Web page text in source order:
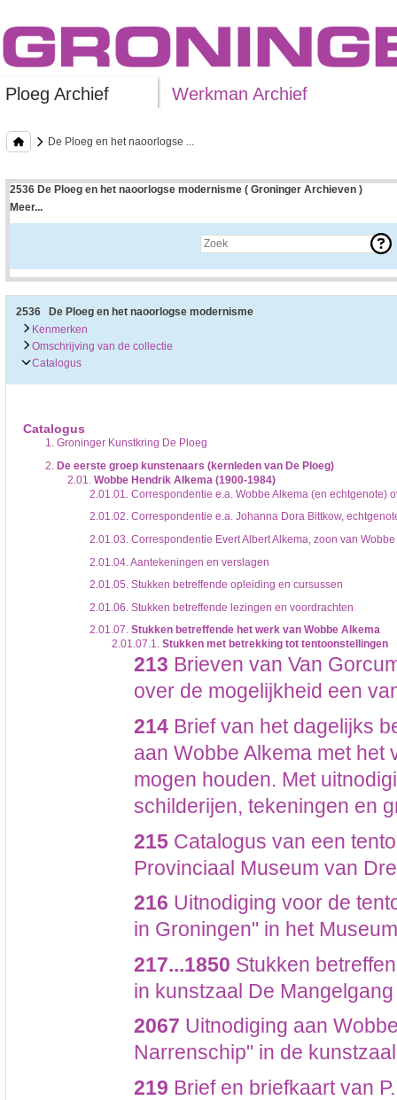
Ploeg Archief Werkman Archief
De Ploeg en het naoorlogse ...
2536 De Ploeg en het naoorlogse modernisme ( Groninger Archieven )
Meer...
Uitleg bij archieftoegang
Een archieftoegang geeft uitgebreide informatie over een bepaald archief.
• Kenmerken van het archief
• Inleiding op het archief
• Inventaris of plaatsingslijst
• Eventueel bijlagen
De kenmerken van het archief zijn o.m. de omvang, vindplaats,
De inleiding op het archief bevat interessante informatie over de
bevatten.
Bij het zoeken in de inventaris wordt de hiërarchie gevolgd. De rubrieken in
2536 De Ploeg en het naoorlogse modernisme
Kenmerken
Omschrijving van de collectie
Catalogus
Catalogus
1.Groninger Kunstkring De Ploeg
2. De eerste groep kunstenaars (kernleden van De Ploeg)
2.01. Wobbe Hendrik Alkema (1900-1984)
2.01.01.Correspondentie e.a. Wobbe Alkema (en echtgenote)
2.01.02.Correspondentie e.a. Johanna Dora Bittkow,
2.01.03.Correspondentie Evert Albert Alkema, zoon van
2.01.04. Aantekeningen en verslagen
2.01.05.Stukken betreffende opleiding en cursussen
2.01.06.Stukken betreffende lezingen en voordrachten
2.01.07. Stukken betreffende het werk van Wobbe Alkema
2.01.07.1. Stukken met betrekking tot tentoonstellingen
213 Brieven van Van
over de mogelijkheid een
214Brief van het dagelijks
aan Wobbe Alkema met het
mogen houden. Met
schilderijen, tekeningen en
215Catalogus van een
Provinciaal Museum van
216 Uitnodiging voor de
in Groningen" in het
217...1850 Stukken
in kunstzaal De
2067 Uitnodiging aan
Narrenschip" in de
219 Brief en briefkaart van